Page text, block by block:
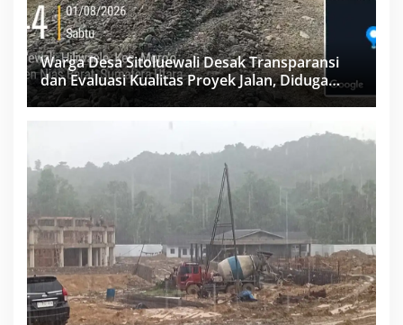
Warga Desa Sitoluewali Desak Transparansi
dan Evaluasi Kualitas Proyek Jalan, Diduga
Minim Informasi